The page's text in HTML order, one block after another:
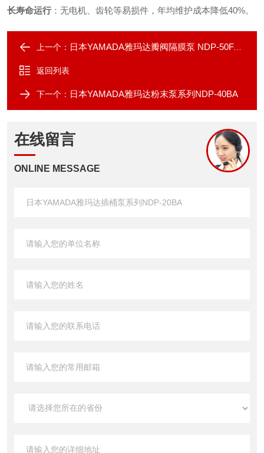
长寿命运行：无电机、齿轮等易损件，年均维护成本降低40%。
上一个： 日本YAMADA雅玛达瓣阀隔膜泵 NDP-50FAN
返回列表
下一个： 日本YAMADA雅玛达粉末泵系列NDP-40BA
在线留言
ONLINE MESSAGE